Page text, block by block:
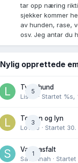
tar opp næring
sjekker kommer
av hunden, rase,
osv. Jeg antar du
Nylig opprettede
5
Tynn hund
Lisen
· Startet %s,
3
Torden og lyn
Lovise · Startet 30.
1
Varm asfalt
Savannah · Startet